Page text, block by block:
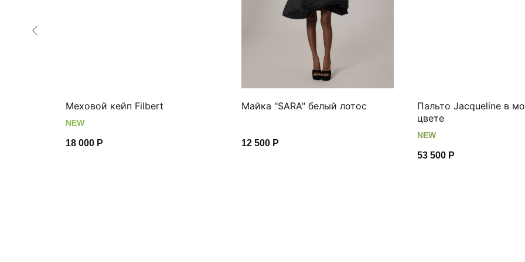
Меховой кейп Filbert
NEW
18 000 Р
Mайка "SARA" белый лотос
12 500 Р
Пальто Jacqueline в
цвете
NEW
53 500 Р